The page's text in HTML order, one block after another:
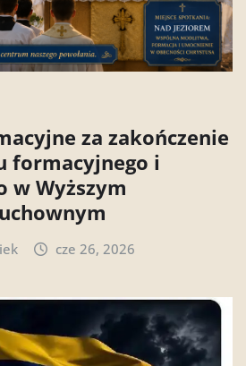
za zakończenie
formacyjnego i
w Wyższym
cze 26, 2026